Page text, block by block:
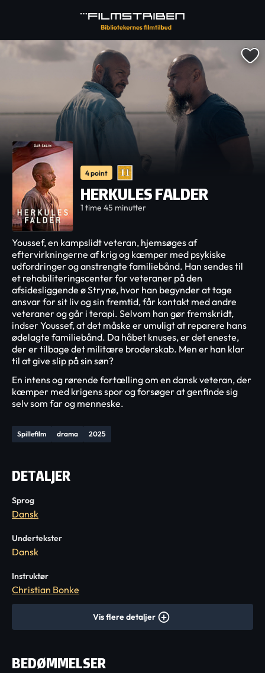
4 point
HERKULES FALDER
1 time 45 minutter
Spillefilm drama 2025
Youssef, en kampslidt veteran, hjemsøges af
eftervirkningerne af krig og kæmper med psykiske
udfordringer og anstrengte familiebånd. Han sendes til
et rehabiliteringscenter for veteraner på den
afsidesliggende ø Strynø, hvor han begynder at tage
ansvar for sit liv og sin fremtid, får kontakt med andre
veteraner og går i terapi. Selvom han gør fremskridt,
indser Youssef, at det måske er umuligt at reparere hans
ødelagte familiebånd. Da håbet knuses, er det eneste,
der er tilbage det militære broderskab. Men er han klar
til at give slip på sin søn?
En intens og rørende fortælling om en dansk veteran, der
kæmper med krigens spor og forsøger at genfinde sig
selv som far og menneske.
DETALJER
Sprog
Dansk
Undertekster
Dansk
Instruktør
Christian Bonke
Vis flere detaljer
BEDØMMELSER